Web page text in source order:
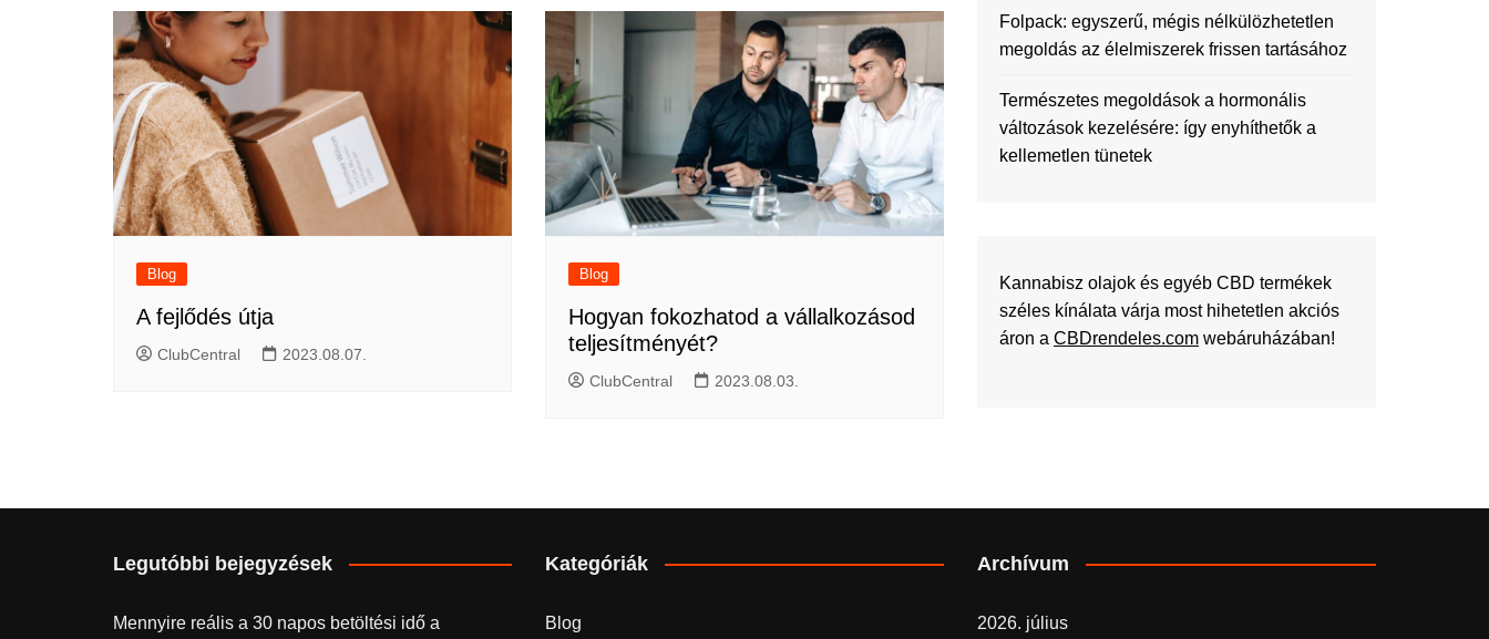
Blog
A fejlődés útja
ClubCentral 2023.08.07.
Blog
Hogyan fokozhatod a vállalkozásod
teljesítményét?
ClubCentral 2023.08.03.
Folpack: egyszerű, mégis nélkülözhetetlen
megoldás az élelmiszerek frissen tartásához
Természetes megoldások a hormonális
változások kezelésére: így enyhíthetők a
kellemetlen tünetek
Kannabisz olajok és egyéb CBD termékek
széles kínálata várja most hihetetlen akciós
áron a CBDrendeles.com webáruházában!
Legutóbbi bejegyzések
Mennyire reális a 30 napos betöltési idő a
Kategóriák
Blog
Archívum
2026. július